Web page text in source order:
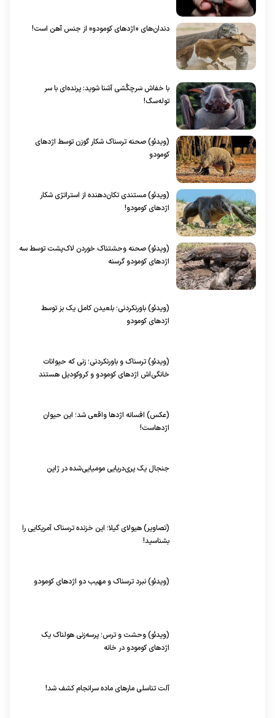
دندان‌های «اژد‌های کومودو» از جنس آهن است!
با خفاش سَرچکُشی آشنا شوید: پرنده‌ای با سر
توله‌سگ!
(ویدئو) صحنه ترسناک شکار گوزن توسط اژد‌های
کومودو
(ویدئو) مستندی تکان‌دهنده از استراتژی شکار
اژد‌های کومودو!
(ویدئو) صحنه وحشتناک خوردن لاک‌پشت توسط سه
اژدهای کومودو گرسنه
(ویدئو) باورنکردنی؛ بلعیدن کامل یک بز توسط
اژد‌های کومودو
(ویدئو) ترسناک و باورنکردنی؛ زنی که حیوانات
خانگی‌اش اژد‌های کومودو و کروکودیل هستند
(عکس) افسانه اژد‌ها واقعی شد؛ این حیوان
اژدهاست!
جنجال یک پری‌دریایی مومیایی‌شده در ژاپن
(تصاویر) هیولای گیلا؛ این خزنده ترسناک آمریکایی را
بشناسید!
(ویدئو) نبرد ترسناک و مهیب دو اژد‌های کومودو
(ویدئو) وحشت و ترس؛ پرسه‌زنی هولناک یک
اژد‌های کومودو در خانه
آلت تناسلی مار‌های ماده سرانجام کشف شد!